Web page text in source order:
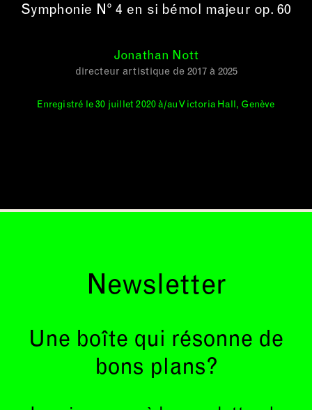
Symphonie N° 4 en si bémol majeur op. 60
Jonathan Nott
directeur artistique de 2017 à 2025
Enregistré le 30 juillet 2020 à/au Victoria Hall, Genève
Newsletter
Une boîte qui résonne de
bons plans?